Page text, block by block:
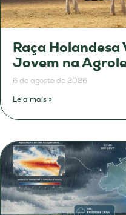
Raça
Jovem na
6 de agosto de 2026
Leia mais »